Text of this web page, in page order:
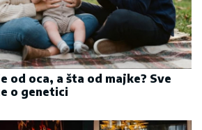
od oca, a šta od majke? Sve
o genetici